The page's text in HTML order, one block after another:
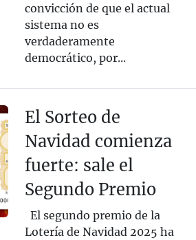
convicción de que el actual
sistema no es
verdaderamente
democrático, por...
El Sorteo de
Navidad comienza
fuerte: sale el
Segundo Premio
El segundo premio de la
Lotería de Navidad 2025 ha